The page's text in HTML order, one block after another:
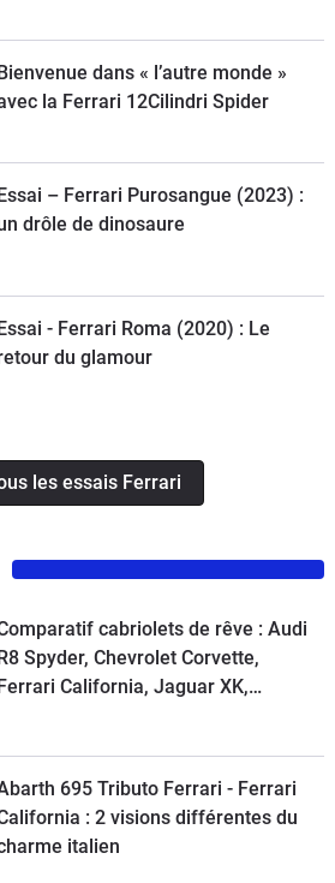
dans « l’autre monde »
la Ferrari 12Cilindri Spider
Essai – Ferrari Purosangue (2023) :
drôle de dinosaure
Essai - Ferrari Roma (2020) : Le
du glamour
les essais Ferrari
cabriolets de rêve : Audi
Spyder, Chevrolet Corvette,
California, Jaguar XK,
695 Tributo Ferrari - Ferrari
: 2 visions différentes du
italien